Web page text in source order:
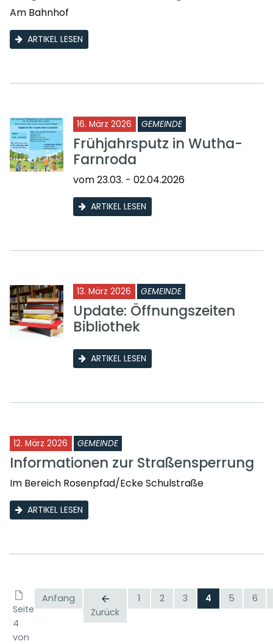
Am Bahnhof
ARTIKEL LESEN
16. März 2026 GEMEINDE
Frühjahrsputz in Wutha-
Farnroda
vom 23.03. - 02.04.2026
ARTIKEL LESEN
13. März 2026 GEMEINDE
Update: Öffnungszeiten
Bibliothek
ARTIKEL LESEN
12. März 2026 GEMEINDE
Informationen zur Straßensperrung
Im Bereich Rosenpfad/Ecke Schulstraße
ARTIKEL LESEN
Seite
4
von
Anfang
Zurück
1 2 3 4 5 6